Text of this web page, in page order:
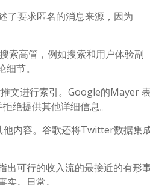
了要求匿名的消息来源，因为
索高管，例如搜索和用户体验副
节。
文进行索引。Google的Mayer 表
绝提供其他详细信息。
他内容。谷歌还将Twitter数据集
可行的收入流的最接近的有形
。日常。